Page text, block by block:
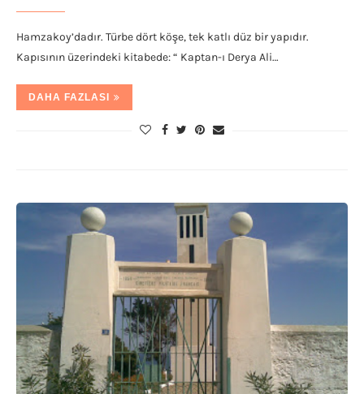
Hamzakoy’dadır. Türbe dört köşe, tek katlı düz bir yapıdır.
Kapısının üzerindeki kitabede: “ Kaptan-ı Derya Ali…
DAHA FAZLASI